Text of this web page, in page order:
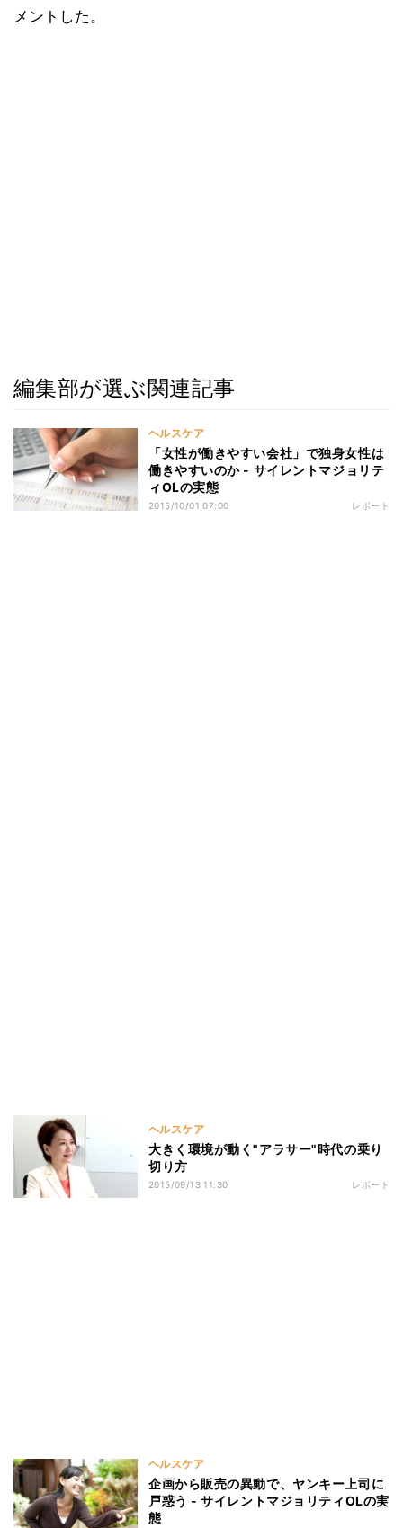
メントした。
編集部が選ぶ関連記事
ヘルスケア
「女性が働きやすい会社」で独身女性は
働きやすいのか - サイレントマジョリテ
ィOLの実態
2015/10/01 07:00 レポート
ヘルスケア
大きく環境が動く"アラサー"時代の乗り
切り方
2015/09/13 11:30 レポート
ヘルスケア
企画から販売の異動で、ヤンキー上司に
戸惑う - サイレントマジョリティOLの実
態